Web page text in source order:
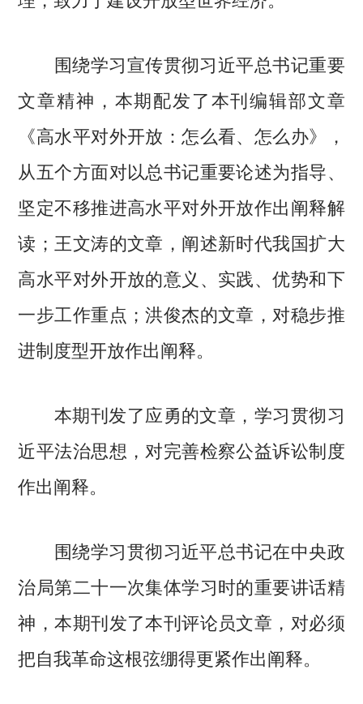
围绕学习宣传贯彻习近平总书记重要
文章精神，本期配发了本刊编辑部文章
《高水平对外开放：怎么看、怎么办》，
从五个方面对以总书记重要论述为指导、
坚定不移推进高水平对外开放作出阐释解
读；王文涛的文章，阐述新时代我国扩大
高水平对外开放的意义、实践、优势和下
一步工作重点；洪俊杰的文章，对稳步推
进制度型开放作出阐释。
本期刊发了应勇的文章，学习贯彻习
近平法治思想，对完善检察公益诉讼制度
作出阐释。
围绕学习贯彻习近平总书记在中央政
治局第二十一次集体学习时的重要讲话精
神，本期刊发了本刊评论员文章，对必须
把自我革命这根弦绷得更紧作出阐释。